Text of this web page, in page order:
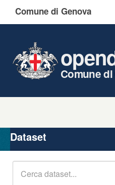
Comune di Genova
Comune
Organizzazioni
Gruppi
Dataset